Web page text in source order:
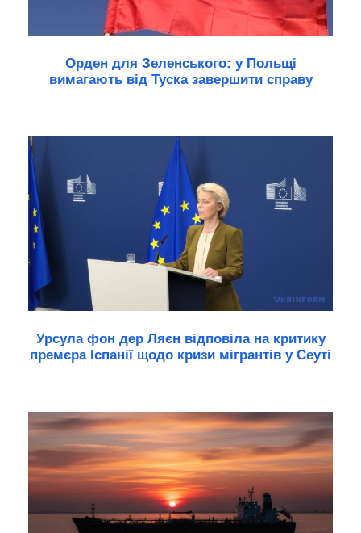
Орден для Зеленського: у Польщі
вимагають від Туска завершити справу
Урсула фон дер Ляєн відповіла на критику
премєра Іспанії щодо кризи мігрантів у Сеуті